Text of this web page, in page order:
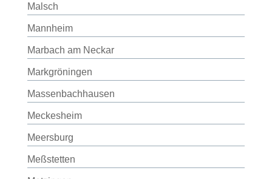
Malsch
Mannheim
Marbach am Neckar
Markgröningen
Massenbachhausen
Meckesheim
Meersburg
Meßstetten